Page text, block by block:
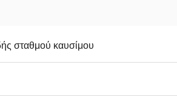
σταθμού καυσίμου